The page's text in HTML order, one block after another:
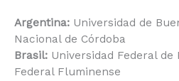
Argentina: Universidad de
Nacional de Córdoba
Brasil: Universidad Federal de
Federal Fluminense